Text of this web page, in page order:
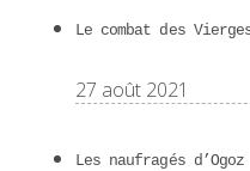
Le combat des
27 août 2021
Les naufragés d’Ogoz